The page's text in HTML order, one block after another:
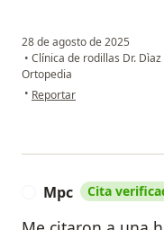
28 de agosto de 2025
• Clínica de rodillas Dr.
Ortopedia
• en opinión del usuario JUAN
Reportar
Mpc Cita